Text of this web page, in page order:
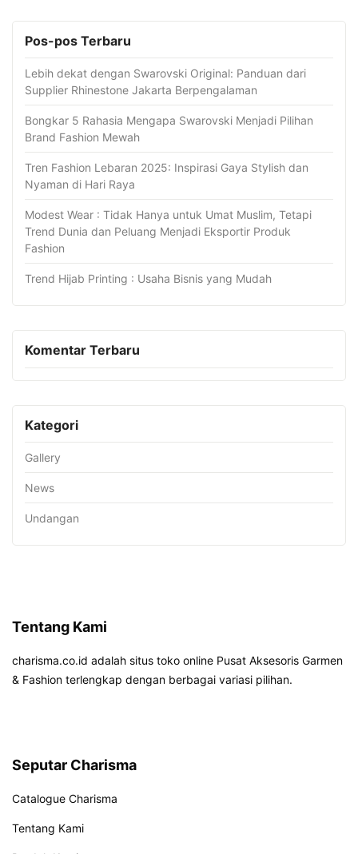
Pos-pos Terbaru
Lebih dekat dengan Swarovski Original: Panduan dari
Supplier Rhinestone Jakarta Berpengalaman
Bongkar 5 Rahasia Mengapa Swarovski Menjadi Pilihan
Brand Fashion Mewah
Tren Fashion Lebaran 2025: Inspirasi Gaya Stylish dan
Nyaman di Hari Raya
Modest Wear : Tidak Hanya untuk Umat Muslim, Tetapi
Trend Dunia dan Peluang Menjadi Eksportir Produk
Fashion
Trend Hijab Printing : Usaha Bisnis yang Mudah
Komentar Terbaru
Kategori
Gallery
News
Undangan
Tentang Kami
charisma.co.id adalah situs toko online Pusat Aksesoris Garmen
& Fashion terlengkap dengan berbagai variasi pilihan.
Seputar Charisma
Catalogue Charisma
Tentang Kami